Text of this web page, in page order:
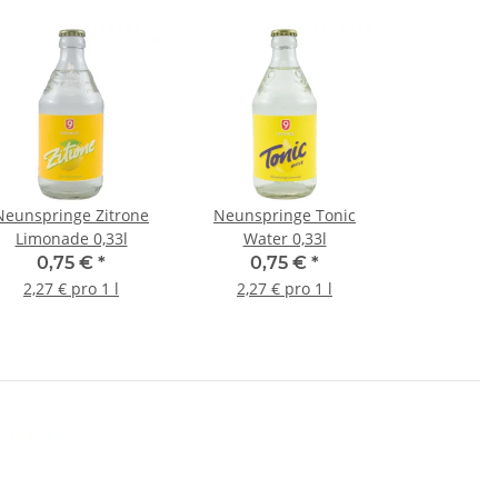
Zitrone
Limonade 0,33l
0,75 € *
2,27 € pro 1 l
Neunspringe Tonic
Water 0,33l
0,75 € *
2,27 € pro 1 l